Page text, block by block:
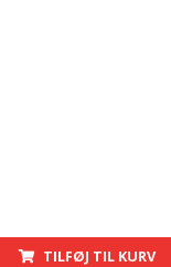
TILFØJ TIL KURV